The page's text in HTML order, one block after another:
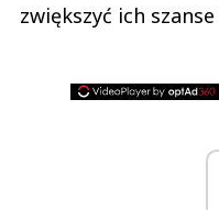
zwiększyć ich